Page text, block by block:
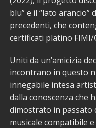
blu” e il “lato arancio”
precedenti, che
certificati platino FIMI/
Uniti da un’amicizia
incontrano in questo
innegabile intesa
dalla conoscenza che
dimostrato in passato
musicale compatibile